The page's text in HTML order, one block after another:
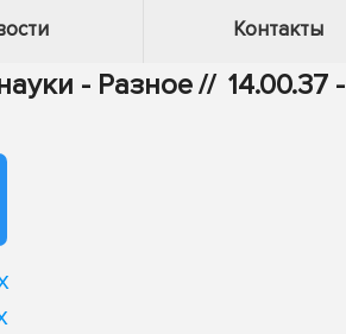
Контакты
- Разное// 14.00.37 -